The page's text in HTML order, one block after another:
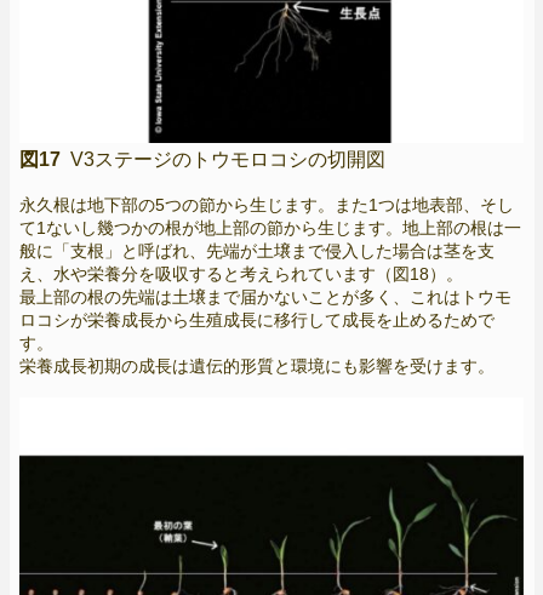
図17 V3ステージのトウモロコシの切開図
永久根は地下部の5つの節から生じます。また1つは地表部、そし
て1ないし幾つかの根が地上部の節から生じます。地上部の根は一
般に「支根」と呼ばれ、先端が土壌まで侵入した場合は茎を支
え、水や栄養分を吸収すると考えられています（図18）。
最上部の根の先端は土壌まで届かないことが多く、これはトウモ
ロコシが栄養成長から生殖成長に移行して成長を止めるためで
す。
栄養成長初期の成長は遺伝的形質と環境にも影響を受けます。